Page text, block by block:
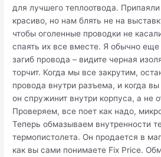
для лучшего теплоотвода.
красиво, но нам блять не на
чтобы оголенные проводки не
спаять их все вместе. Я обычно
загиб провода – видите черная
торчит. Когда мы все закрутим,
провода внутри разъема, и когда вы
он спружинит внутри корпуса, а не
Проверяем, все поет как надо,
Теперь обмазываем внутренности
термопистолета. Он продается в
как вы сами понимаете Fix Price.